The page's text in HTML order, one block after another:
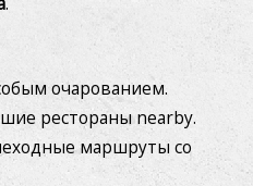
очарованием.
рестораны nearby.
маршруты со
для хранения
и личном выборе
наблюдения за его
им мы можем
веб-сайте и отображать
просмотра